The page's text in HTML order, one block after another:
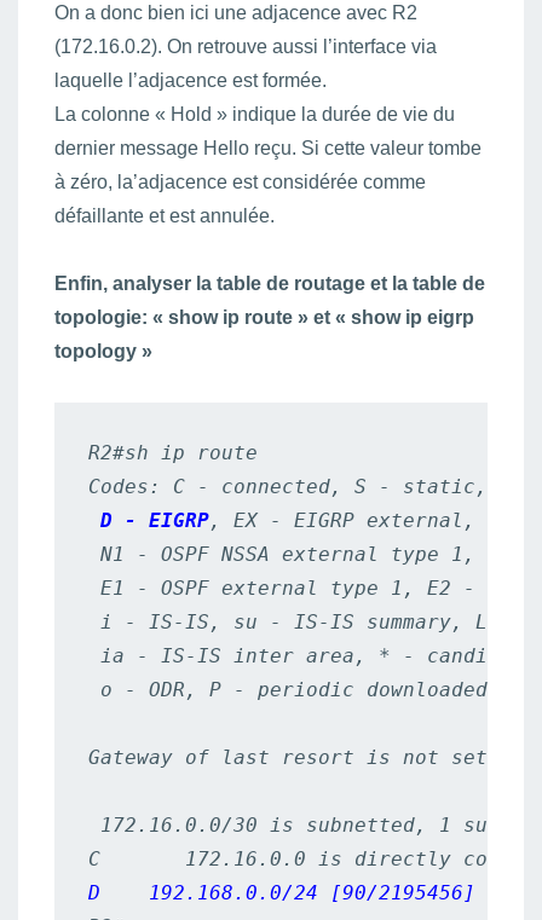
On a donc bien ici une adjacence avec R2
(172.16.0.2). On retrouve aussi l’interface via
laquelle l’adjacence est formée.
La colonne « Hold » indique la durée de vie du
dernier message Hello reçu. Si cette valeur tombe
à zéro, la’adjacence est considérée comme
défaillante et est annulée.
Enfin, analyser la table de routage et la table de
topologie: « show ip route » et « show ip eigrp
topology »
R2#sh ip route
D - EIGRP, EX - EIGRP external, O -
N1 - OSPF NSSA external type 1, N2 -
E1 - OSPF external type 1, E2 -
i - IS-IS, su - IS-IS summary, L1
ia - IS-IS inter area, * -
o - ODR, P - periodic downloaded
Gateway of last resort is not set
172.16.0.0/30 is subnetted, 1
D    192.168.0.0/24 [90/2195456]